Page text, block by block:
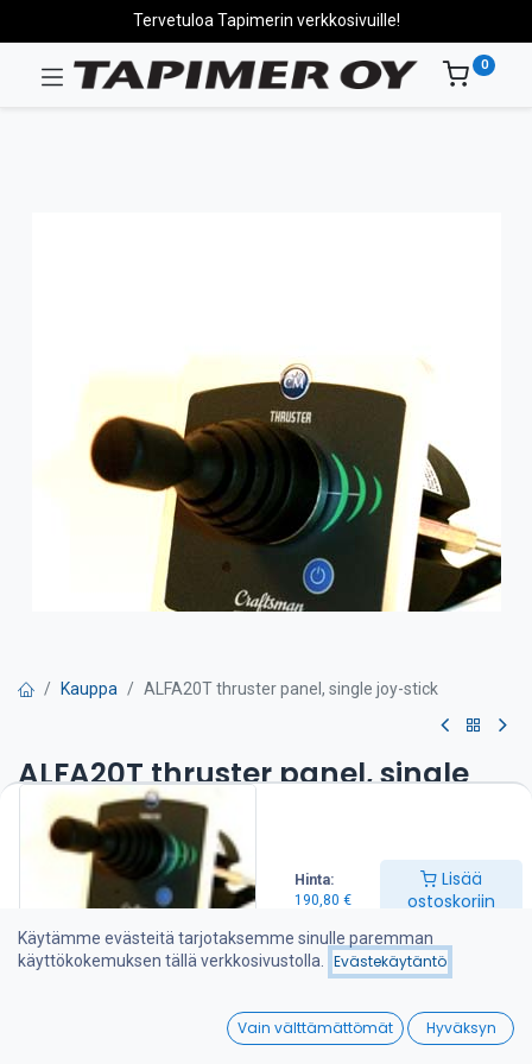
Hinta:
190,80 €
Lisää
ostoskoriin
Wishlist
Tervetuloa Tapimerin verkkosivuille!
0
Kauppa ALFA20T thruster panel, single joy-stick
ALFA20T thruster panel, single
joy-stick
Alfa 20 paneli yhdellä joystickilla
-sisältää vaihtoviiveyksikön
-automaattinen poiskytkennän säätö
j-atkuvan käytön suojaus
Käytämme evästeitä tarjotaksemme sinulle paremman
käyttökokemuksen tällä verkkosivustolla.
Evästekäytäntö
Vain välttämättömät Hyväksyn